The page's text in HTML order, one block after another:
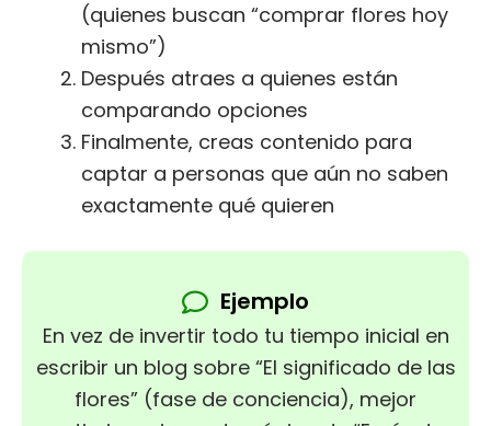
(quienes buscan “comprar flores hoy
mismo”)
Después atraes a quienes están
comparando opciones
Finalmente, creas contenido para
captar a personas que aún no saben
exactamente qué quieren
Ejemplo
En vez de invertir todo tu tiempo inicial en
escribir un blog sobre “El significado de las
flores” (fase de conciencia), mejor